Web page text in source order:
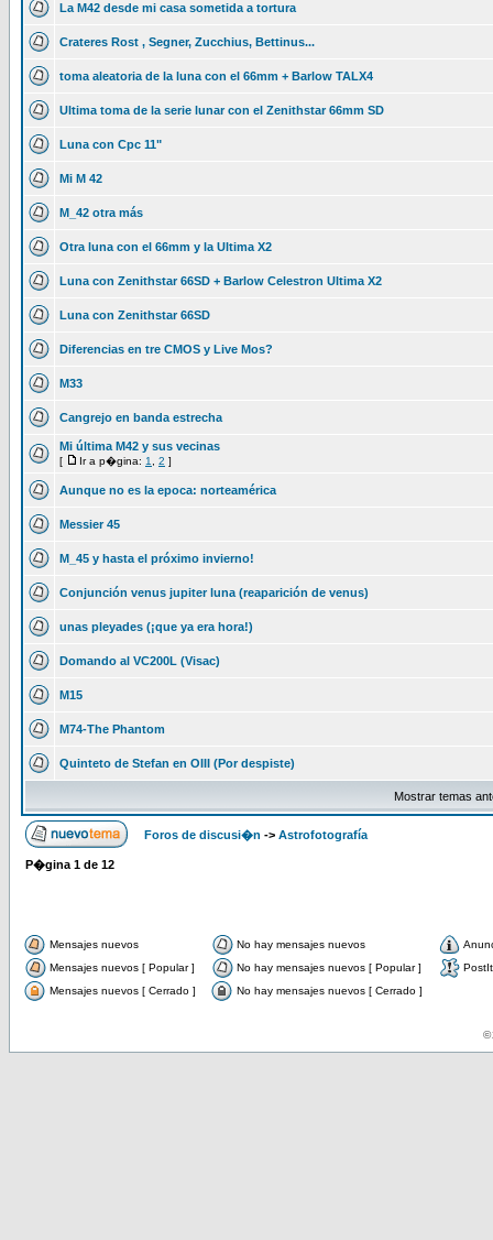
La M42 desde mi casa sometida a tortura
Crateres Rost , Segner, Zucchius, Bettinus...
toma aleatoria de la luna con el 66mm + Barlow TALX4
Ultima toma de la serie lunar con el Zenithstar 66mm SD
Luna con Cpc 11"
Mi M 42
M_42 otra más
Otra luna con el 66mm y la Ultima X2
Luna con Zenithstar 66SD + Barlow Celestron Ultima X2
Luna con Zenithstar 66SD
Diferencias en tre CMOS y Live Mos?
M33
Cangrejo en banda estrecha
Mi última M42 y sus vecinas
[ Ir a p�gina: 1 2 ]
Aunque no es la epoca: norteamérica
Messier 45
M_45 y hasta el próximo invierno!
Conjunción venus jupiter luna (reaparición de venus)
unas pleyades (¡que ya era hora!)
Domando al VC200L (Visac)
M15
M74-The Phantom
Quinteto de Stefan en OIII (Por despiste)
Mostrar temas
Foros de discusi�n -> Astrofotografía
P�gina 1 de 12
Mensajes nuevos No hay mensajes nuevos
Mensajes nuevos [ Popular ]
No hay mensajes nuevos [ Popular ]
PostIt
Mensajes nuevos [ Cerrado ]
No hay mensajes nuevos [ Cerrado ]
©